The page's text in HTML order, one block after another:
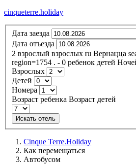
cinqueterre.holiday
Дата заезда
Дата отъезда
2 взрослый взрослых ru Вернацца
region=1754 . - 0 ребенок детей
Взрослых
Детей
Номера
Возраст ребенка Возраст детей
Искать отель
Cinque Terre.Holiday
Как перемещаться
Автобусом